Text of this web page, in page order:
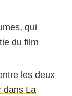
qui
du film
les deux
dans La